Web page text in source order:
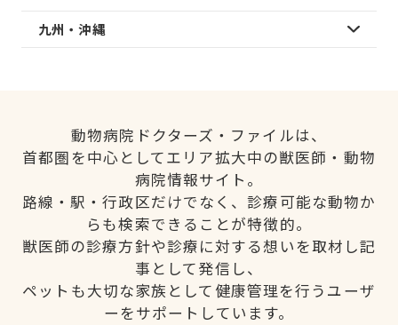
九州・沖縄
動物病院ドクターズ・ファイルは、
首都圏を中心としてエリア拡大中の獣医師・動物
病院情報サイト。
路線・駅・行政区だけでなく、診療可能な動物か
らも検索できることが特徴的。
獣医師の診療方針や診療に対する想いを取材し記
事として発信し、
ペットも大切な家族として健康管理を行うユーザ
ーをサポートしています。